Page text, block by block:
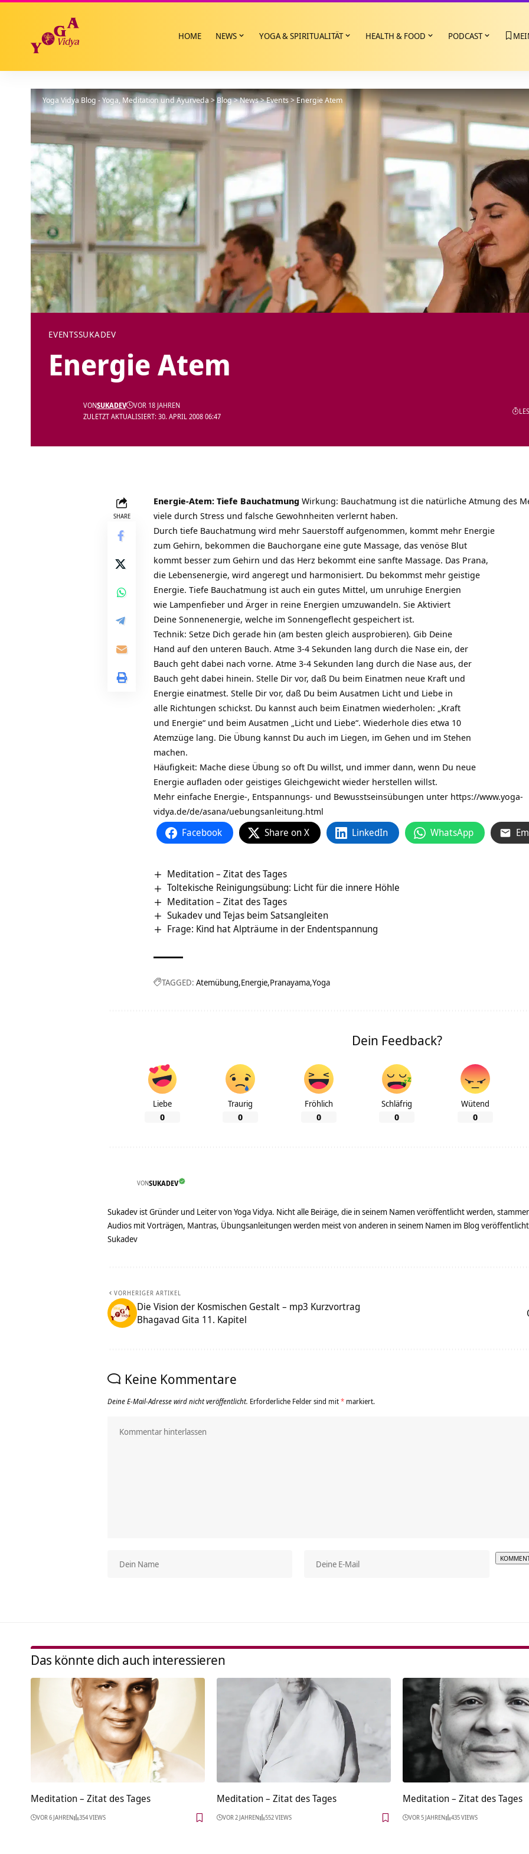
HOME NEWS YOGA & SPIRITUALITÄT HEALTH & FOOD PODCAST
Yoga Vidya Blog - Yoga, Meditation und Ayurveda>Blog>News>Events>Energie Atem
EVENTSSUKADEV
Energie Atem
ZULETZT AKTUALISIERT: 30. APRIL 2008 06:47
VONSUKADEV VOR 18 JAHREN
SHARE
Energie-Atem: Tiefe Bauchatmung Wirkung: Bauchatmung ist die natürliche Atmung des
viele durch Stress und falsche Gewohnheiten verlernt haben.
Durch tiefe Bauchatmung wird mehr Sauerstoff aufgenommen, kommt mehr Energie
zum Gehirn, bekommen die Bauchorgane eine gute Massage, das venöse Blut
kommt besser zum Gehirn und das Herz bekommt eine sanfte Massage. Das Prana,
die Lebensenergie, wird angeregt und harmonisiert. Du bekommst mehr geistige
Energie. Tiefe Bauchatmung ist auch ein gutes Mittel, um unruhige Energien
wie Lampenfieber und Ärger in reine Energien umzuwandeln. Sie Aktiviert
Deine Sonnenenergie, welche im Sonnengeflecht gespeichert ist.
Technik: Setze Dich gerade hin (am besten gleich ausprobieren). Gib Deine
Hand auf den unteren Bauch. Atme 3-4 Sekunden lang durch die Nase ein, der
Bauch geht dabei nach vorne. Atme 3-4 Sekunden lang durch die Nase aus, der
Bauch geht dabei hinein. Stelle Dir vor, daß Du beim Einatmen neue Kraft und
Energie einatmest. Stelle Dir vor, daß Du beim Ausatmen Licht und Liebe in
alle Richtungen schickst. Du kannst auch beim Einatmen wiederholen: „Kraft
und Energie“ und beim Ausatmen „Licht und Liebe“. Wiederhole dies etwa 10
Atemzüge lang. Die Übung kannst Du auch im Liegen, im Gehen und im Stehen
machen.
Häufigkeit: Mache diese Übung so oft Du willst, und immer dann, wenn Du neue
Energie aufladen oder geistiges Gleichgewicht wieder herstellen willst.
Mehr einfache Energie-, Entspannungs- und Bewusstseinsübungen unter https://www.yoga-
vidya.de/de/asana/uebungsanleitung.html
Facebook Share on X LinkedIn WhatsApp
Meditation – Zitat des Tages
Toltekische Reinigungsübung: Licht für die innere Höhle
Meditation – Zitat des Tages
Sukadev und Tejas beim Satsangleiten
Frage: Kind hat Alpträume in der Endentspannung
TAGGED: Atemübung Energie Pranayama Yoga
Dein Feedback?
Liebe
0
Traurig
0
Fröhlich
0
Schläfrig
0
Wütend
0
VONSUKADEV
Sukadev ist Gründer und Leiter von Yoga Vidya. Nicht alle Beiräge, die in seinem Namen veröffentlicht werden,
Audios mit Vorträgen, Mantras, Übungsanleitungen werden meist von anderen in seinem Namen im Blog
Sukadev
VORHERIGER ARTIKEL
Die Vision der Kosmischen Gestalt – mp3 Kurzvortrag
Bhagavad Gita 11. Kapitel
Keine Kommentare
Deine E-Mail-Adresse wird nicht veröffentlicht. Erforderliche Felder sind mit* markiert.
Das könnte dich auch interessieren
Meditation – Zitat des Tages
VOR 6 JAHREN 354 VIEWS
Meditation – Zitat des Tages
VOR 2 JAHREN 552 VIEWS
Meditation – Zitat des Tages
VOR 5 JAHREN 435 VIEWS